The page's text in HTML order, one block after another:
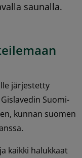
saunalla.
järjestetty
Suomi-
kunnan suomen
kaikki halukkaat